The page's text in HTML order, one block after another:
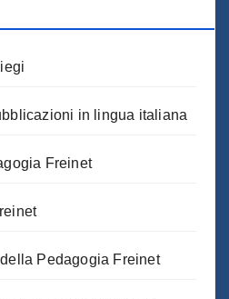
in lingua italiana
Freinet
Pedagogia Freinet